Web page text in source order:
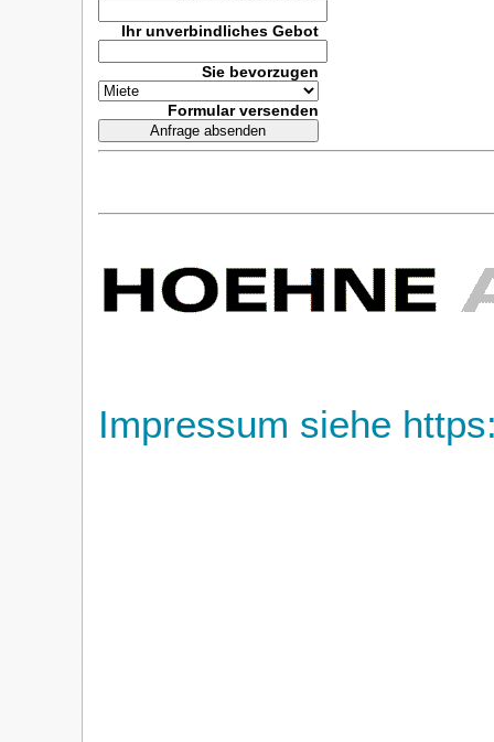
Ihr unverbindliches Gebot
Sie bevorzugen
Formular versenden
Impressum siehe